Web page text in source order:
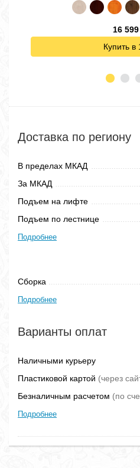
16 599
Купить в
Доставка по региону
В пределах МКАД
За МКАД
Подъем на лифте
Подъем по лестнице
Подробнее
Сборка
Подробнее
Варианты оплат
Наличными курьеру
Пластиковой картой (через
Безналичным расчетом (по
Подробнее